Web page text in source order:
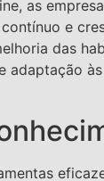
as
e
das
adaptação